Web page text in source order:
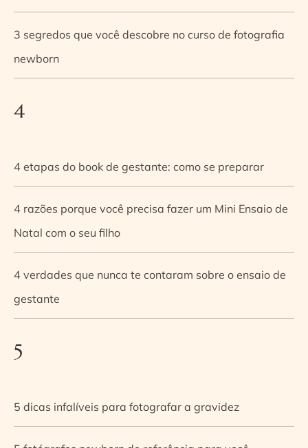
3 segredos que você descobre no curso de fotografia
newborn
4
4 etapas do book de gestante: como se preparar
4 razões porque você precisa fazer um Mini Ensaio de
Natal com o seu filho
4 verdades que nunca te contaram sobre o ensaio de
gestante
5
5 dicas infalíveis para fotografar a gravidez